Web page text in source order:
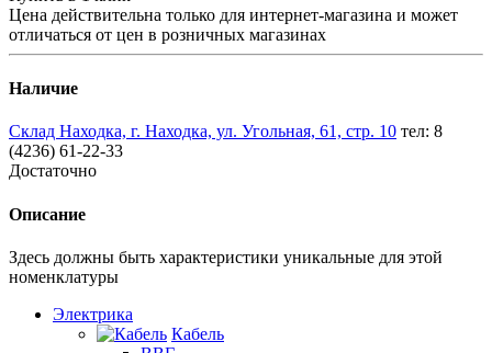
Цена действительна только для интернет-магазина и может
отличаться от цен в розничных магазинах
Наличие
Склад Находка, г. Находка, ул. Угольная, 61, стр. 10 тел: 8
(4236) 61-22-33
Достаточно
Описание
Здесь должны быть характеристики уникальные для этой
номенклатуры
Электрика
Кабель